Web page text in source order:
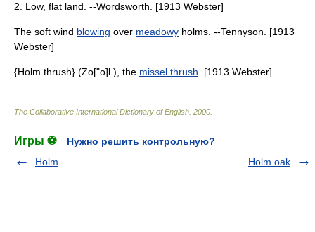
2. Low, flat land. --Wordsworth. [1913 Webster]
The soft wind blowing over meadowy holms. --Tennyson. [1913
Webster]
{Holm thrush} (Zo["o]l.), the missel thrush . [1913 Webster]
The Collaborative International Dictionary of English 2000
Игры ⚽
Нужно решить контрольную?
Holm
Holm oak